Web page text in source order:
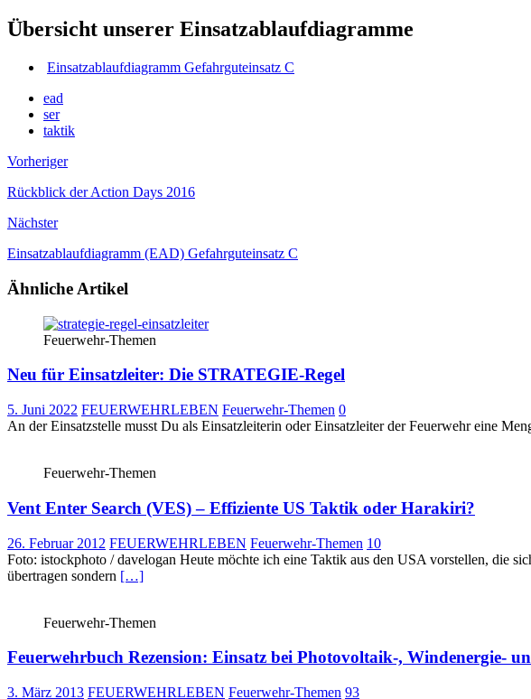
Übersicht unserer Einsatzablaufdiagramme
Einsatzablaufdiagramm Gefahrguteinsatz C
ead
ser
taktik
Vorheriger
Rückblick der Action Days 2016
Nächster
Einsatzablaufdiagramm (EAD) Gefahrguteinsatz C
Ähnliche Artikel
Feuerwehr-Themen
Neu für Einsatzleiter: Die STRATEGIE-Regel
5. Juni 2022 FEUERWEHRLEBEN Feuerwehr-Themen 0
An der Einsatzstelle musst Du als Einsatzleiterin oder Einsatzleiter der Feuerwehr eine
Feuerwehr-Themen
Vent Enter Search (VES) – Effiziente US Taktik oder Harakiri?
26. Februar 2012 FEUERWEHRLEBEN Feuerwehr-Themen 10
Foto: istockphoto / davelogan Heute möchte ich eine Taktik aus den USA vorstellen, die
übertragen sondern […]
Feuerwehr-Themen
Feuerwehrbuch Rezension: Einsatz bei Photovoltaik-, Windenergie-
3. März 2013 FEUERWEHRLEBEN Feuerwehr-Themen 93